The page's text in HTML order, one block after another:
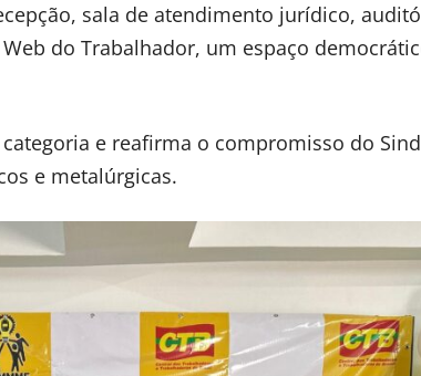
sala de atendimento jurídico,
do Trabalhador, um espaço
e reafirma o compromisso do
e metalúrgicas.